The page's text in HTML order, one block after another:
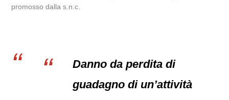
promosso dalla s.n.c.
Danno da perdita di
guadagno di un’attività